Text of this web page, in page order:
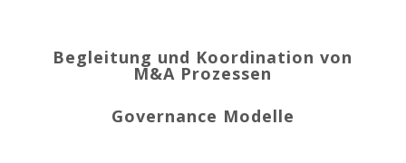
Begleitung und Koordination von
M&A Prozessen
Governance Modelle